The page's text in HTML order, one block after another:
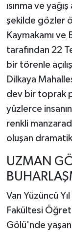
ısınma ve
şekilde gözler
Kaymakamı ve
tarafından 22
bir törenle
Dilkaya
dev bir toprak
yüzlerce
renkli
oluşan
UZMAN
Van Yüzüncü
Fakültesi
Gölü'nde